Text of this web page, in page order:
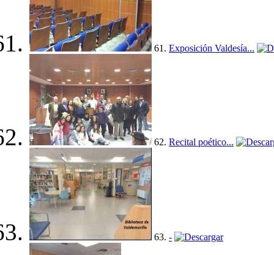
61. Exposición Valdesía...
62. Recital poético...
63. -